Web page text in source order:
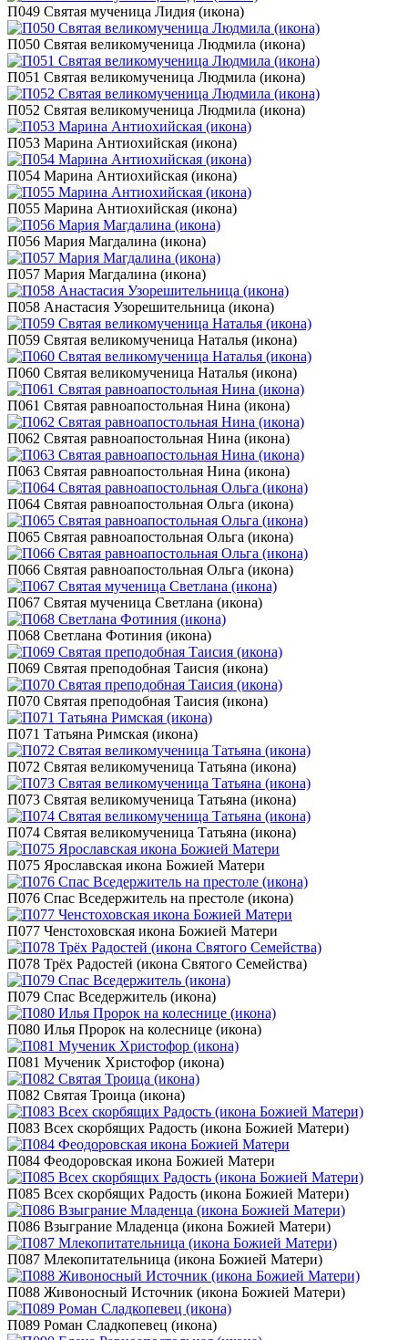
П049 Святая мученица Лидия (икона)
П050 Святая великомученица Людмила (икона)
П051 Святая великомученица Людмила (икона)
П052 Святая великомученица Людмила (икона)
П053 Марина Антиохийская (икона)
П054 Марина Антиохийская (икона)
П055 Марина Антиохийская (икона)
П056 Мария Магдалина (икона)
П057 Мария Магдалина (икона)
П058 Анастасия Узорешительница (икона)
П059 Святая великомученица Наталья (икона)
П060 Святая великомученица Наталья (икона)
П061 Святая равноапостольная Нина (икона)
П062 Святая равноапостольная Нина (икона)
П063 Святая равноапостольная Нина (икона)
П064 Святая равноапостольная Ольга (икона)
П065 Святая равноапостольная Ольга (икона)
П066 Святая равноапостольная Ольга (икона)
П067 Святая мученица Светлана (икона)
П068 Светлана Фотиния (икона)
П069 Святая преподобная Таисия (икона)
П070 Святая преподобная Таисия (икона)
П071 Татьяна Римская (икона)
П072 Святая великомученица Татьяна (икона)
П073 Святая великомученица Татьяна (икона)
П074 Святая великомученица Татьяна (икона)
П075 Ярославская икона Божией Матери
П076 Спас Вседержитель на престоле (икона)
П077 Ченстоховская икона Божией Матери
П078 Трёх Радостей (икона Святого Семейства)
П079 Спас Вседержитель (икона)
П080 Илья Пророк на колеснице (икона)
П081 Мученик Христофор (икона)
П082 Святая Троица (икона)
П083 Всех скорбящих Радость (икона Божией Матери)
П084 Феодоровская икона Божией Матери
П085 Всех скорбящих Радость (икона Божией Матери)
П086 Взыграние Младенца (икона Божией Матери)
П087 Млекопитательница (икона Божией Матери)
П088 Живоносный Источник (икона Божией Матери)
П089 Роман Сладкопевец (икона)